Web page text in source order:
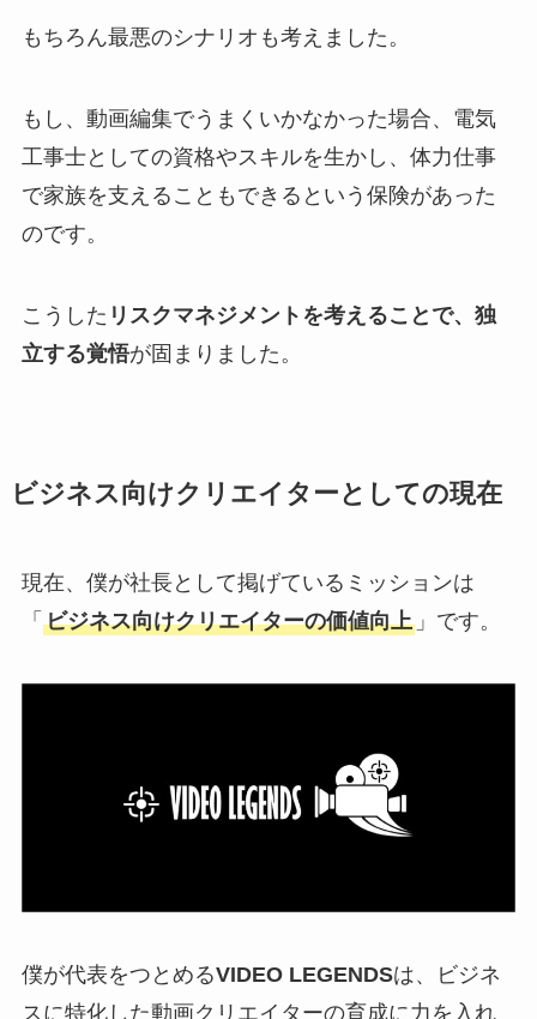
もちろん最悪のシナリオも考えました。
もし、動画編集でうまくいかなかった場合、電気
工事士としての資格やスキルを生かし、体力仕事
で家族を支えることもできるという保険があった
のです。
こうした リスクマネジメントを考えることで、独
立する覚悟が固まりました。
ビジネス向けクリエイターとしての現在
現在、僕が社長として掲げているミッションは
「 ビジネス向けクリエイターの価値向上」です。
僕が代表をつとめるVIDEO LEGENDSは、ビジネ
スに特化した動画クリエイターの育成に力を入れ